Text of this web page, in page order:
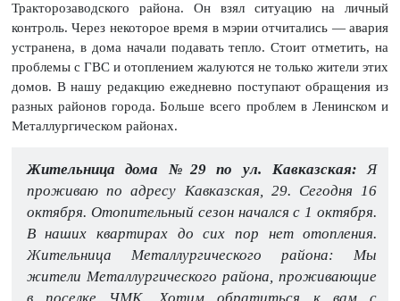
Тракторозаводского района. Он взял ситуацию на личный
контроль. Через некоторое время в мэрии отчитались — авария
устранена, в дома начали подавать тепло. Стоит отметить, на
проблемы с ГВС и отоплением жалуются не только жители этих
домов. В нашу редакцию ежедневно поступают обращения из
разных районов города. Больше всего проблем в Ленинском и
Металлургическом районах.
Жительница дома №29 по ул. Кавказская: Я
проживаю по адресу Кавказская, 29. Сегодня 16
октября. Отопительный сезон начался с 1 октября.
В наших квартирах до сих пор нет отопления.
Жительница Металлургического района: Мы
жители Металлургического района, проживающие